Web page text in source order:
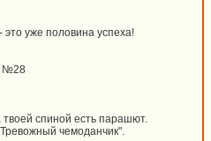
уже половина успеха!
№28
твоей спиной есть парашют.
чемоданчик".